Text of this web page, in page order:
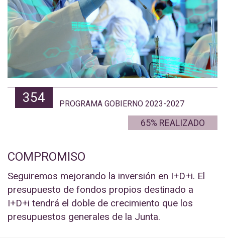
354 PROGRAMA GOBIERNO 2023-2027
65% REALIZADO
COMPROMISO
Seguiremos mejorando la inversión en I+D+i. El
presupuesto de fondos propios destinado a
I+D+i tendrá el doble de crecimiento que los
presupuestos generales de la Junta.